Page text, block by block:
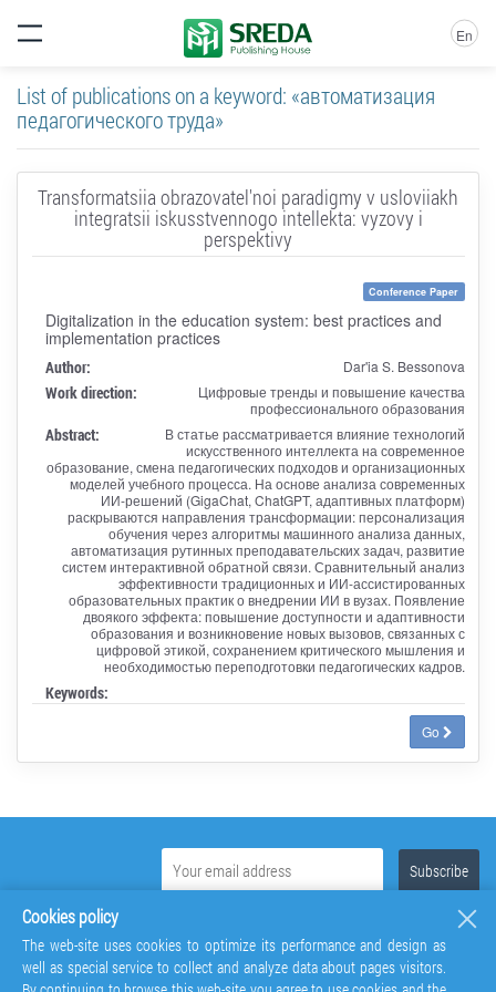
En
List of publications on a keyword: «автоматизация
педагогического труда»
Transformatsiia obrazovatel'noi paradigmy v usloviiakh
integratsii iskusstvennogo intellekta: vyzovy i
perspektivy
Conference Paper
Digitalization in the education system: best practices and
implementation practices
Author: Dar'ia S. Bessonova
Work direction:
Цифровые тренды и повышение качества
профессионального образования
Abstract:
В статье рассматривается влияние технологий
искусственного интеллекта на современное
образование, смена педагогических подходов и организационных
моделей учебного процесса. На основе анализа современных
ИИ-решений (GigaChat, ChatGPT, адаптивных платформ)
раскрываются направления трансформации: персонализация
обучения через алгоритмы машинного анализа данных,
автоматизация рутинных преподавательских задач, развитие
систем интерактивной обратной связи. Сравнительный анализ
эффективности традиционных и ИИ-ассистированных
образовательных практик о внедрении ИИ в вузах. Появление
двоякого эффекта: повышение доступности и адаптивности
образования и возникновение новых вызовов, связанных с
цифровой этикой, сохранением критического мышления и
необходимостью переподготовки педагогических кадров.
Keywords:
Go
Cookies policy
The web-site uses cookies to optimize its performance and design as
well as special service to collect and analyze data about pages visitors.